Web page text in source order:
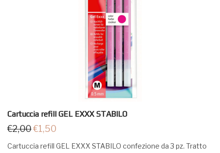
Cartuccia refill GEL EXXX STABILO
€2,00€1,50
Cartuccia refill GEL EXXX STABILO confezione da 3 pz. Tratto